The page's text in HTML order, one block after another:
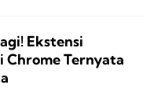
Ekstensi
Chrome Ternyata